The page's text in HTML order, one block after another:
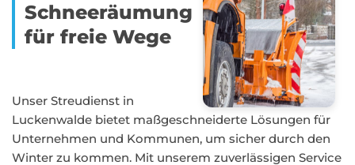
Schneeräumung
für freie Wege
Unser Streudienst in
Luckenwalde bietet maßgeschneiderte Lösungen für
Unternehmen und Kommunen, um sicher durch den
Winter zu kommen. Mit unserem zuverlässigen Service